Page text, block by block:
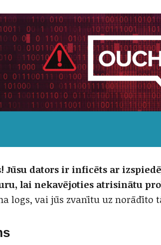
Jūsu dators ir inficēts ar
lai nekavējoties atrisinātu
logs, vai jūs zvanītu uz norādīto